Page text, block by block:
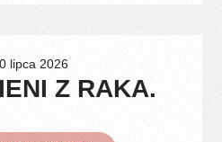
lipca 2026
Z RAKA.